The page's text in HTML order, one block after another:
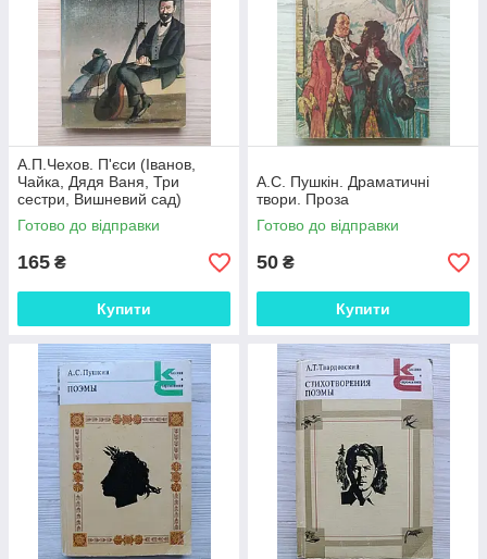
А.П.Чехов. П'єси (Іванов,
Чайка, Дядя Ваня, Три
сестри, Вишневий сад)
Готово до відправки
165 ₴
Купити
А.С. Пушкін. Драматичні
твори. Проза
Готово до відправки
50 ₴
Купити